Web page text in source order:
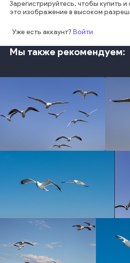
Зарегистрируйтесь, чтобы купить и
это изображение в высоком
Уже есть аккаунт? Войти
Мы также рекомендуем:
photo
photo